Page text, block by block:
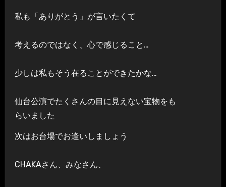
私も「ありがとう」が言いたくて
考えるのではなく、心で感じること…
少しは私もそう在ることができたかな…
仙台公演でたくさんの目に見えない宝物をも
らいました
次はお台場でお逢いしましょう
CHAKAさん、みなさん、